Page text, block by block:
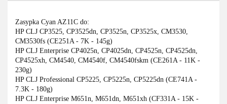
Zasypka Cyan AZ11C do:
HP CLJ CP3525, CP3525dn, CP3525n, CP3525x, CM3530,
CM3530fs (CE251A - 7K - 145g)
HP CLJ Enterprise CP4025n, CP4025dn, CP4525n, CP4525dn,
CP4525xh, CM4540, CM4540f, CM4540fskm (CE261A - 11K -
230g)
HP CLJ Professional CP5225, CP5225n, CP5225dn (CE741A -
7.3K - 180g)
HP CLJ Enterprise M651n, M651dn, M651xh (CF331A - 15K -